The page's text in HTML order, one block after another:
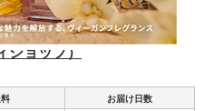
ショップ）
お届け日数